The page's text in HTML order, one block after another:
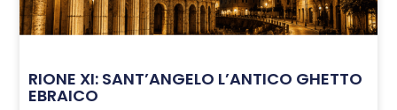
RIONE XI: SANT’ANGELO L’ANTICO GHETTO
EBRAICO